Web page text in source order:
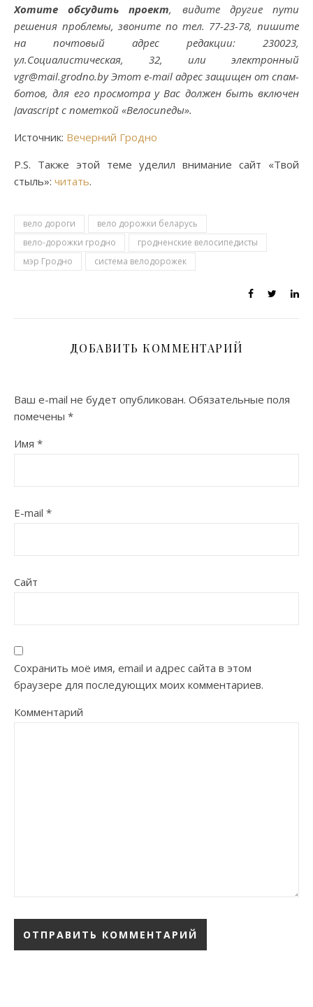
Хотите обсудить проект, видите другие пути
решения проблемы, звоните по тел. 77-23-78, пишите
на почтовый адрес редакции: 230023,
ул.Социалистическая, 32, или электронный
vgr@mail.grodno.by Этот e-mail адрес защищен от спам-
ботов, для его просмотра у Вас должен быть включен
Javascript с пометкой «Велосипеды».
Источник: Вечерний Гродно
P.S. Также этой теме уделил внимание сайт «Твой
стыль»: читать.
вело дороги
вело дорожки беларусь
вело-дорожки гродно
гродненские велосипедисты
мэр Гродно
система велодорожек
ДОБАВИТЬ КОММЕНТАРИЙ
Ваш e-mail не будет опубликован. Обязательные поля
помечены *
Имя *
E-mail *
Сайт
Сохранить моё имя, email и адрес сайта в этом
браузере для последующих моих комментариев.
Комментарий